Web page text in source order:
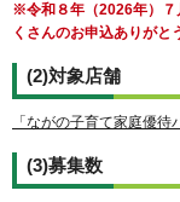
※令和８年（2026年）７
くさんのお申込ありがと
(2)対象店舗
「ながの子育て家庭優
(3)募集数